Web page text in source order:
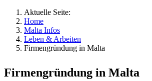
Aktuelle Seite:
Home
Malta Infos
Leben & Arbeiten
Firmengründung in Malta
Firmengründung in Malta